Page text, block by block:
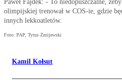
Paweł Fajdek: - To niedopuszczalne,
olimpijskiej trenował w COS-ie, gdzie
innych lekkoatletów.
Foto: PAP, Tytus Żmijewski
Kamil Kołsut